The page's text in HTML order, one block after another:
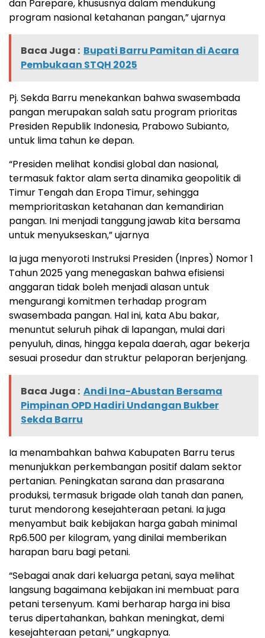
dan Parepare, khususnya dalam mendukung
program nasional ketahanan pangan,” ujarnya
Baca Juga : Bupati Barru Pamitan di Acara
Pembukaan STQH 2025
Pj. Sekda Barru menekankan bahwa swasembada
pangan merupakan salah satu program prioritas
Presiden Republik Indonesia, Prabowo Subianto,
untuk lima tahun ke depan.
“Presiden melihat kondisi global dan nasional,
termasuk faktor alam serta dinamika geopolitik di
Timur Tengah dan Eropa Timur, sehingga
memprioritaskan ketahanan dan kemandirian
pangan. Ini menjadi tanggung jawab kita bersama
untuk menyukseskan,” ujarnya
Ia juga menyoroti Instruksi Presiden (Inpres) Nomor 1
Tahun 2025 yang menegaskan bahwa efisiensi
anggaran tidak boleh menjadi alasan untuk
mengurangi komitmen terhadap program
swasembada pangan. Hal ini, kata Abu bakar,
menuntut seluruh pihak di lapangan, mulai dari
penyuluh, dinas, hingga kepala daerah, agar bekerja
sesuai prosedur dan struktur pelaporan berjenjang.
Baca Juga : Andi Ina-Abustan Bersama
Pimpinan OPD Hadiri Undangan Bukber
Sekda Barru
Ia menambahkan bahwa Kabupaten Barru terus
menunjukkan perkembangan positif dalam sektor
pertanian. Peningkatan sarana dan prasarana
produksi, termasuk brigade olah tanah dan panen,
turut mendorong kesejahteraan petani. Ia juga
menyambut baik kebijakan harga gabah minimal
Rp6.500 per kilogram, yang dinilai memberikan
harapan baru bagi petani.
“Sebagai anak dari keluarga petani, saya melihat
langsung bagaimana kebijakan ini membuat para
petani tersenyum. Kami berharap harga ini bisa
terus dipertahankan, bahkan meningkat, demi
kesejahteraan petani,” ungkapnya.